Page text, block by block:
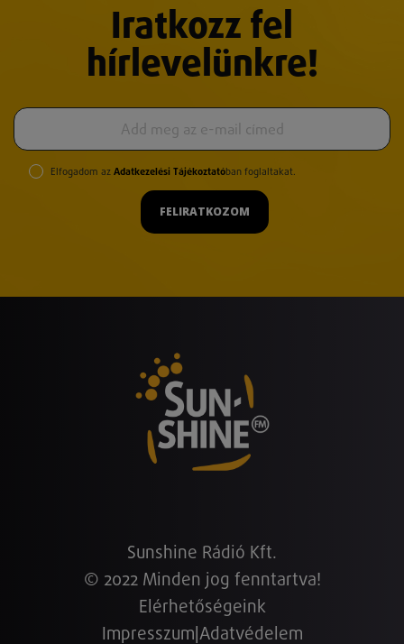
Iratkozz fel
hírlevelünkre!
Elfogadom az Adatkezelési Tájékoztatóban foglaltakat.
FELIRATKOZOM
Sunshine Rádió Kft.
© 2022 Minden jog fenntartva!
Elérhetőségeink
Impresszum Adatvédelem